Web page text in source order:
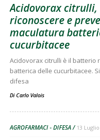
Acidovorax citrulli,
riconoscere e
maculatura
cucurbitacee
Acidovorax citrulli è il
batterica delle cucurbitacee.
difesa
Di Carlo Valois
AGROFARMACI - DIFESA 13